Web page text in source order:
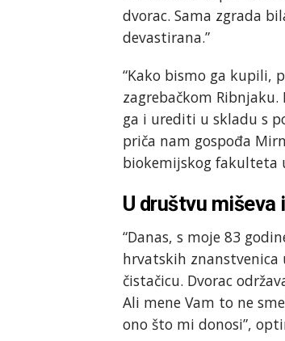
dvorac. Sama zgrada
devastirana.”
“Kako bismo ga kupili,
zagrebačkom
ga i urediti u skladu s
priča nam gospođa
biokemijskog fakulteta
U društvu miševa
“Danas, s moje 83
hrvatskih
čistačicu. Dvorac
Ali mene Vam to ne
ono što mi donosi”,